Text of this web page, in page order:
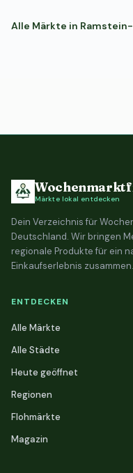
Alle Märkte in
Märkte lokal entdecken
Dein Verzeichnis für
Deutschland. Wir bringen
regionale Produkte für ein
Einkaufserlebnis zusammen.
ENTDECKEN
Alle Märkte
Alle Städte
Heute geöffnet
Regionen
Flohmärkte
Magazin